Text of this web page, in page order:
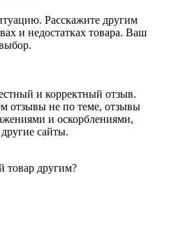
Расскажите другим
и недостатках товара. Ваш
и корректный отзыв.
отзывы не по теме, отзывы
и оскорблениями,
сайты.
товар другим?